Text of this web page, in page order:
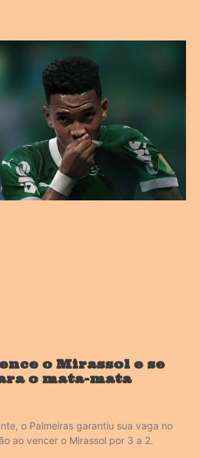
o Mirassol e se
o mata-mata
o Palmeiras garantiu sua vaga no
ao vencer o Mirassol por 3 a 2.